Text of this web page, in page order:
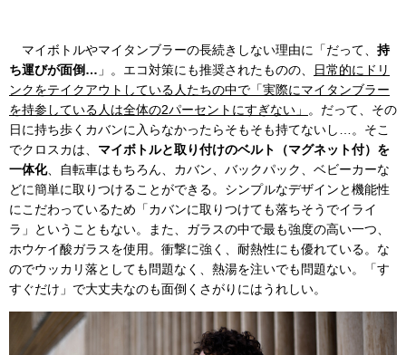
マイボトルやマイタンブラーの長続きしない理由に「だって、 持
ち運びが面倒… 」。エコ対策にも推奨されたものの、
日常的にドリ
ンクをテイクアウトしている人たちの中で「実際にマイタンブラー
を持参している人は全体の2パーセントにすぎない」
。だって、その
日に持ち歩くカバンに入らなかったらそもそも持てないし…。そこ
でクロスカは、 マイボトルと取り付けのベルト（マグネット付）を
一体化、自転車はもちろん、カバン、バックパック、ベビーカーな
どに簡単に取りつけることができる。シンプルなデザインと機能性
にこだわっているため「カバンに取りつけても落ちそうでイライ
ラ」ということもない。また、ガラスの中で最も強度の高い一つ、
ホウケイ酸ガラスを使用。衝撃に強く、耐熱性にも優れている。な
のでウッカリ落としても問題なく、熱湯を注いでも問題ない。「す
すぐだけ」で大丈夫なのも面倒くさがりにはうれしい。